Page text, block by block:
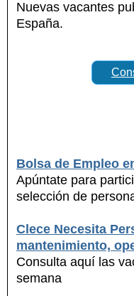
Nuevas vacantes
España.
Bolsa de Empleo
Apúntate para
selección de
Clece Necesita
mantenimiento,
Consulta aquí las
semana